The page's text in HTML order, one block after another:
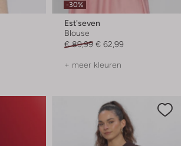
-30%
Est'seven
Blouse
€ 89,99 € 62,99
+ meer kleuren